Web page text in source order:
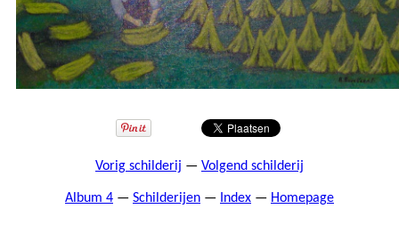
Vorig schilderij — Volgend schilderij
Album 4 — Schilderijen — Index — Homepage